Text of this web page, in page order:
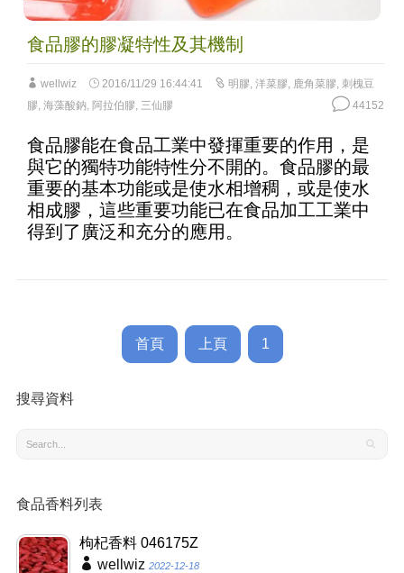
食品膠的膠凝特性及其機制
wellwiz 2016/11/29 16:44:41 明膠 洋菜膠 鹿角菜膠 刺槐豆
膠 海藻酸鈉 阿拉伯膠 三仙膠 44152
食品膠能在食品工業中發揮重要的作用，是
與它的獨特功能特性分不開的。食品膠的最
重要的基本功能或是使水相增稠，或是使水
相成膠，這些重要功能已在食品加工工業中
得到了廣泛和充分的應用。
首頁 上頁 1
搜尋資料
食品香料列表
枸杞香料 046175Z
wellwiz 2022-12-18